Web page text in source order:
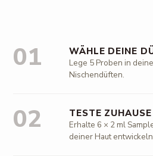
01 WÄHLE DEINE
Lege 5 Proben in
Nischendüften.
02 TESTE ZUHAUSE
Erhalte 6 × 2 ml
deiner Haut